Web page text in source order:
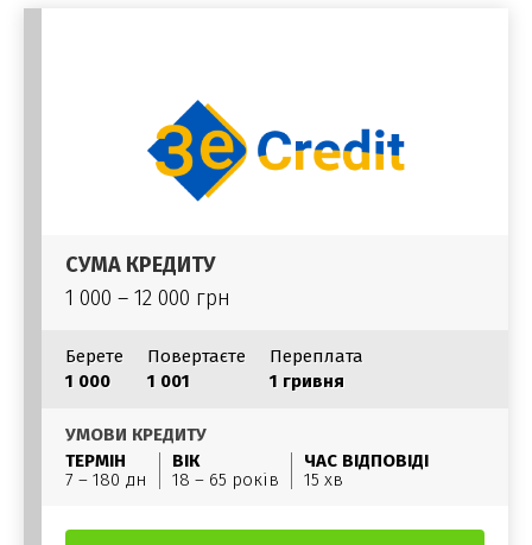
СУМА КРЕДИТУ
1 000 – 12 000 грн
Берете
1 000
Повертаєте
1 001
Переплата
1 гривня
УМОВИ КРЕДИТУ
ТЕРМІН
7 – 180 дн
ВІК
18 – 65 років
ЧАС ВІДПОВІДІ
15 хв